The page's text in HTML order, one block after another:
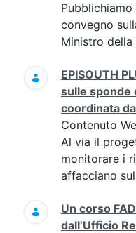
convegno
Ministro della
EPISOUTH
sulle sponde
coordinata
Contenuto
Al via il
monitorare i
affacciano
Un corso
dall’Ufficio